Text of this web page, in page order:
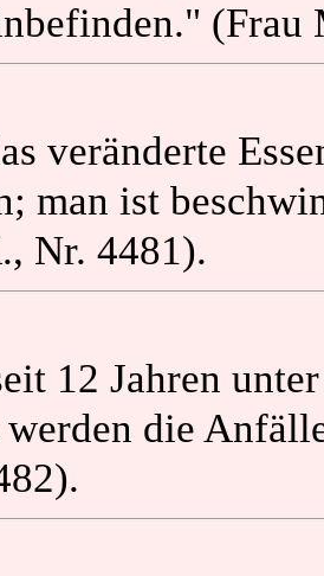
(Frau
veränderte
man ist
Nr. 4481).
12 Jahren
die